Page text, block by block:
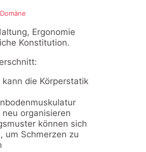
Ergonomie
Konstitution.
kann die Körperstatik
neu organisieren
können sich
um Schmerzen zu